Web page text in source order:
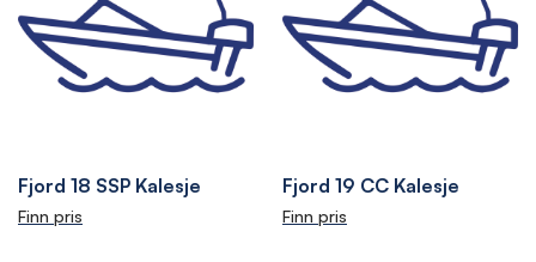
Fjord 18 SSP Kalesje
Finn pris
Fjord 19 CC Kalesje
Finn pris